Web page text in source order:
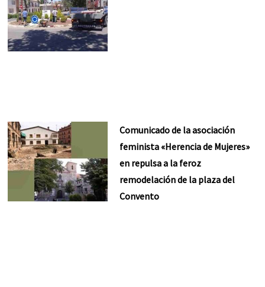
Comunicado de la asociación
feminista «Herencia de Mujeres»
en repulsa a la feroz
remodelación de la plaza del
Convento